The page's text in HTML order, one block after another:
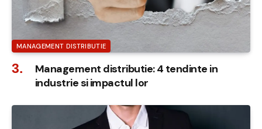
MANAGEMENT DISTRIBUTIE
Management distributie: 4 tendinte in
industrie si impactul lor